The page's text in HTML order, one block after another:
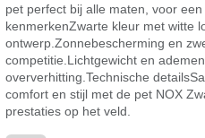
pet perfect bij alle maten, voor
kenmerkenZwarte kleur met witte
ontwerp.Zonnebescherming en
competitie.Lichtgewicht en
oververhitting.Technische
comfort en stijl met de pet NOX
prestaties op het veld.